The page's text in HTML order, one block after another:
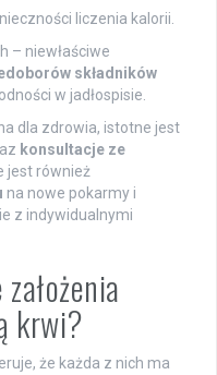
liczenia kalorii.
– niewłaściwe
składników
w jadłospisie.
dla zdrowia, istotne jest
konsultacje ze
jest również
na nowe pokarmy i
z indywidualnymi
krwi?
że każda z nich ma